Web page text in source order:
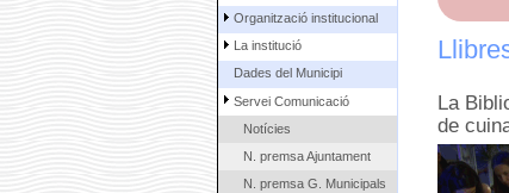
Organització institucional
La institució
Dades del Municipi
Servei Comunicació
Notícies
N. premsa Ajuntament
N. premsa G. Municipals
La
de